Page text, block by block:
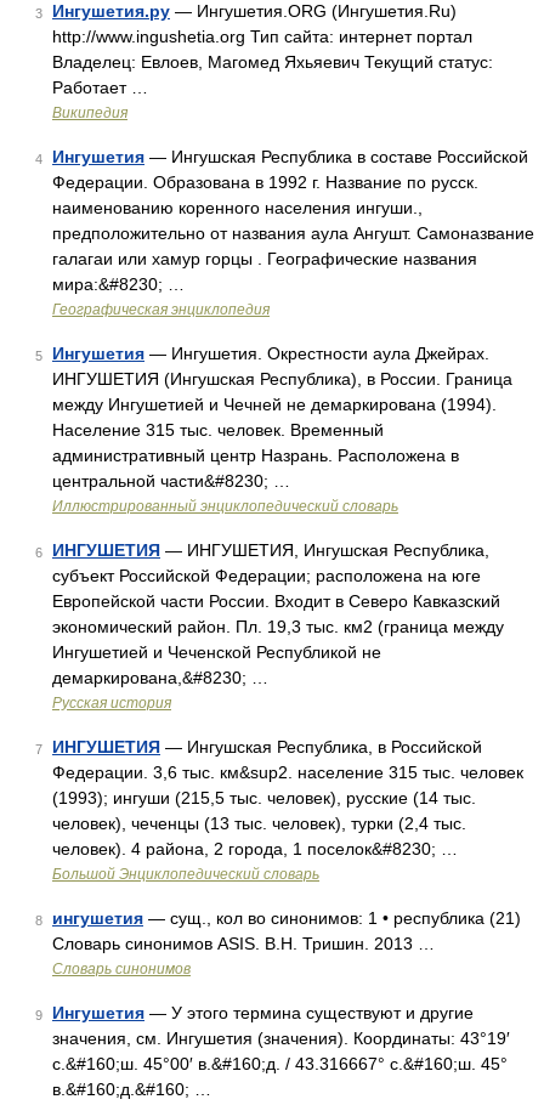
3 Ингушетия.ру — Ингушетия.ORG (Ингушетия.Ru)
http://www.ingushetia.org Тип сайта: интернет портал
Владелец: Евлоев, Магомед Яхьяевич Текущий статус:
Работает …
Википедия
4 Ингушетия — Ингушская Республика в составе Российской
Федерации. Образована в 1992 г. Название по русск.
наименованию коренного населения ингуши.,
предположительно от названия аула Ангушт. Самоназвание
галагаи или хамур горцы . Географические названия
мира:&#8230; …
Географическая энциклопедия
5 Ингушетия — Ингушетия. Окрестности аула Джейрах.
ИНГУШЕТИЯ (Ингушская Республика), в России. Граница
между Ингушетией и Чечней не демаркирована (1994).
Население 315 тыс. человек. Временный
административный центр Назрань. Расположена в
центральной части&#8230; …
Иллюстрированный энциклопедический словарь
6 ИНГУШЕТИЯ — ИНГУШЕТИЯ, Ингушская Республика,
субъект Российской Федерации; расположена на юге
Европейской части России. Входит в Северо Кавказский
экономический район. Пл. 19,3 тыс. км2 (граница между
Ингушетией и Чеченской Республикой не
демаркирована,&#8230; …
Русская история
7 ИНГУШЕТИЯ — Ингушская Республика, в Российской
Федерации. 3,6 тыс. км&sup2. население 315 тыс. человек
(1993); ингуши (215,5 тыс. человек), русские (14 тыс.
человек), чеченцы (13 тыс. человек), турки (2,4 тыс.
человек). 4 района, 2 города, 1 поселок&#8230; …
Большой Энциклопедический словарь
8 ингушетия — сущ., кол во синонимов: 1 • республика (21)
Словарь синонимов ASIS. В.Н. Тришин. 2013 …
Словарь синонимов
9 Ингушетия — У этого термина существуют и другие
значения, см. Ингушетия (значения). Координаты: 43°19′
с.&#160;ш. 45°00′ в.&#160;д. / 43.316667° с.&#160;ш. 45°
в.&#160;д.&#160; …